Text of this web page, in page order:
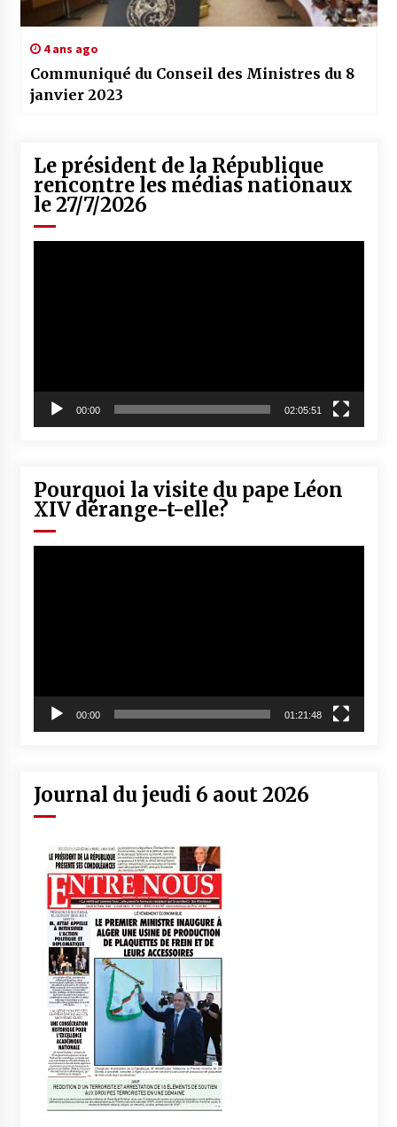
4 ans ago
Communiqué du Conseil des Ministres du 8
janvier 2023
Le président de la République
rencontre les médias nationaux
le 27/7/2026
00:00 02:05:51
Pourquoi la visite du pape Léon
XIV dérange-t-elle?
00:00 01:21:48
Journal du jeudi 6 aout 2026